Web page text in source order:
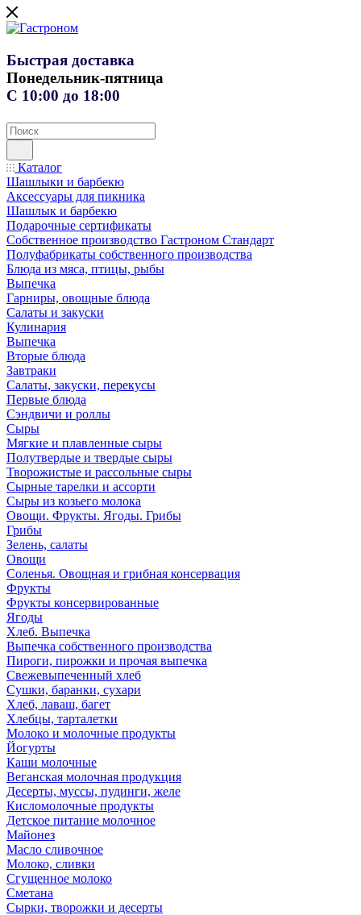
Быстрая доставка
Понедельник-пятница
С 10:00 до 18:00
Каталог
Шашлыки и барбекю
Аксессуары для пикника
Шашлык и барбекю
Подарочные сертификаты
Собственное производство Гастроном Стандарт
Полуфабрикаты собственного производства
Блюда из мяса, птицы, рыбы
Выпечка
Гарниры, овощные блюда
Салаты и закуски
Кулинария
Выпечка
Вторые блюда
Завтраки
Салаты, закуски, перекусы
Первые блюда
Сэндвичи и роллы
Сыры
Мягкие и плавленные сыры
Полутвердые и твердые сыры
Творожистые и рассольные сыры
Сырные тарелки и ассорти
Сыры из козьего молока
Овощи. Фрукты. Ягоды. Грибы
Грибы
Зелень, салаты
Овощи
Соленья. Овощная и грибная консервация
Фрукты
Фрукты консервированные
Ягоды
Хлеб. Выпечка
Выпечка собственного производства
Пироги, пирожки и прочая выпечка
Свежевыпеченный хлеб
Сушки, баранки, сухари
Хлеб, лаваш, багет
Хлебцы, тарталетки
Молоко и молочные продукты
Йогурты
Каши молочные
Веганская молочная продукция
Десерты, муссы, пудинги, желе
Кисломолочные продукты
Детское питание молочное
Майонез
Масло сливочное
Молоко, сливки
Сгущенное молоко
Сметана
Сырки, творожки и десерты